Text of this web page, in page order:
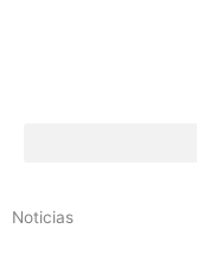
Noticias